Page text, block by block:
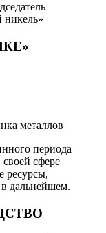
металлов
периода
сфере
ресурсы,
дальнейшем.